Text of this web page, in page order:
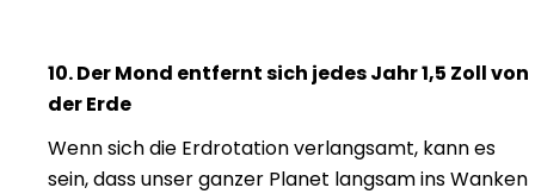
10. Der Mond entfernt sich jedes Jahr 1,5 Zoll von
der Erde
Wenn sich die Erdrotation verlangsamt, kann es
sein, dass unser ganzer Planet langsam ins Wanken